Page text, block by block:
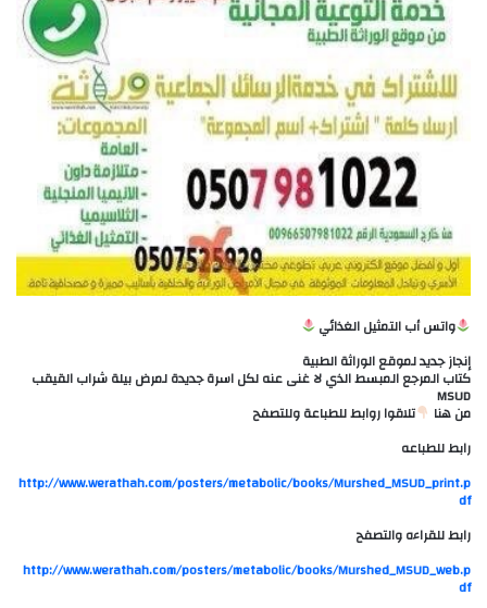
واتس أب التمثيل الغذائي
إنجاز جديد لموقع الوراثة الطبية
كتاب المرجع المبسط الذي لا غنى عنه لكل اسرة جديدة لمرض بيلة شراب القيقب
MSUD
من هنا
تلاقوا روابط للطباعة وللتصفح
رابط للطباعه
http://www.werathah.com/posters/metabolic/books/Murshed_MSUD_print.p
df
رابط للقراءه والتصفح
http://www.werathah.com/posters/metabolic/books/Murshed_MSUD_web.p
df